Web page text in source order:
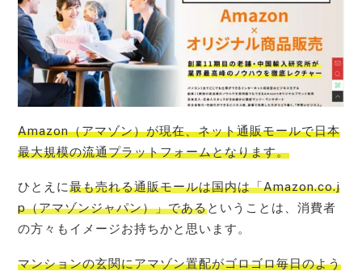
Amazon（アマゾン）が現在、ネット通販モールで日本
最大規模の流通プラットフォームとなります。
ひとえに最も売れる通販モールは国内は「Amazon.co.j
p（アマゾンジャパン）」であるということは、消費者
の方々もイメージお持ちかと思います。
マンションの玄関にアマゾン置配がゴロゴロ毎日のよう